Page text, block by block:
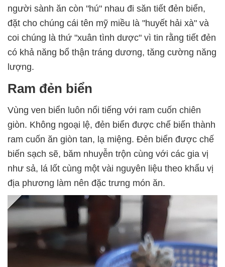
người sành ăn còn "hú" nhau đi săn tiết đẻn biển,
đặt cho chúng cái tên mỹ miều là "huyết hải xà" và
coi chúng là thứ "xuân tình dược" vì tin rằng tiết đẻn
có khả năng bổ thận tráng dương, tăng cường năng
lượng.
Ram đẻn biển
Vùng ven biển luôn nổi tiếng với ram cuốn chiên
giòn. Không ngoại lệ, đẻn biển được chế biến thành
ram cuốn ăn giòn tan, lạ miệng. Đẻn biển được chế
biến sạch sẽ, băm nhuyễn trộn cùng với các gia vị
như sả, lá lốt cùng một vài nguyên liệu theo khẩu vị
địa phương làm nên đặc trưng món ăn.